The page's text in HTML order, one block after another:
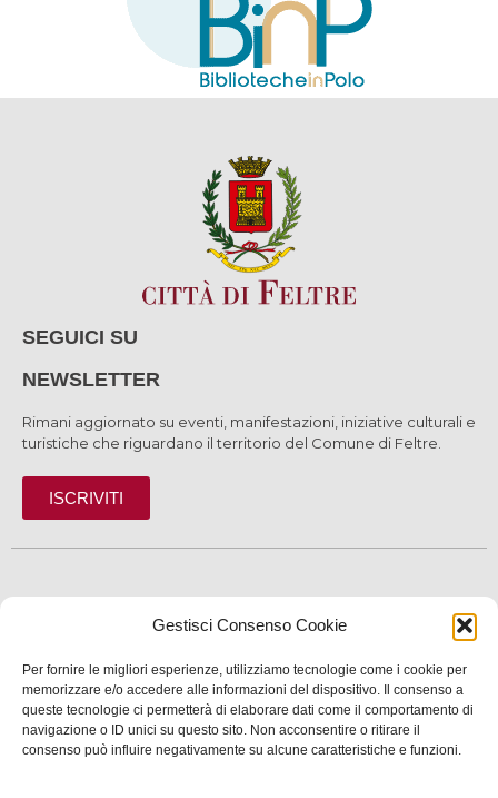
Gestisci Consenso Cookie
Per fornire le migliori esperienze, utilizziamo tecnologie come i cookie per
memorizzare e/o accedere alle informazioni del dispositivo. Il consenso a
queste tecnologie ci permetterà di elaborare dati come il comportamento di
navigazione o ID unici su questo sito. Non acconsentire o ritirare il
consenso può influire negativamente su alcune caratteristiche e funzioni.
SEGUICI SU
NEWSLETTER
Rimani aggiornato su eventi, manifestazioni, iniziative culturali e
turistiche che riguardano il territorio del Comune di Feltre.
ISCRIVITI
SERVIZI
INFORMAZIONI